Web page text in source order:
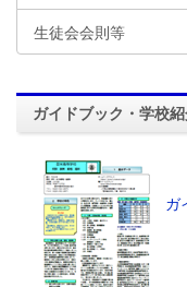
生徒会会則等
ガイドブック・学校
ガ